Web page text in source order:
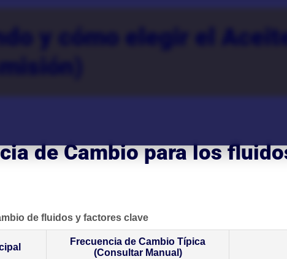
y cómo elegir el
de Cambio para los
de fluidos y factores clave
Frecuencia de Cambio Típica
(Consultar Manual)